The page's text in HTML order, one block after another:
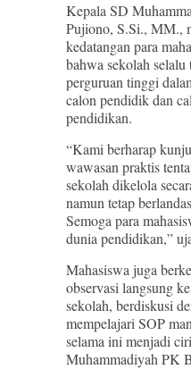
Kepala SD
Pujiono, S.Si., MM.,
kedatangan para
bahwa sekolah
perguruan tinggi
calon pendidik dan
pendidikan.
“Kami berharap
wawasan praktis
sekolah dikelola
namun tetap
Semoga para
dunia pendidikan,”
Mahasiswa juga
observasi langsung
sekolah, berdiskusi
mempelajari SOP
selama ini menjadi
Muhammadiyah PK